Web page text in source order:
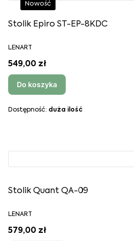
Nowość
Stolik Epiro ST-EP-8KDC
LENART
549,00 zł
Do koszyka
Dostępność: duża ilość
Stolik Quant QA-09
LENART
579,00 zł